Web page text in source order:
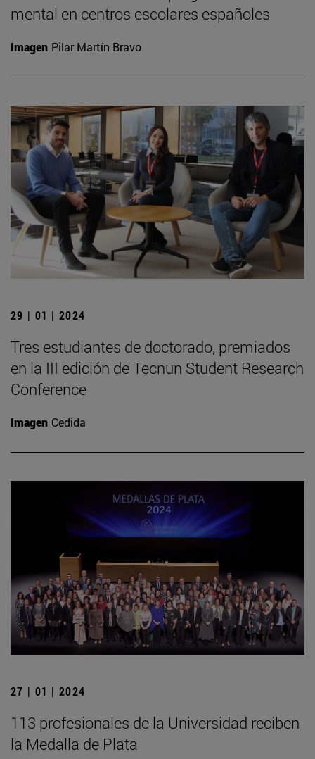
mental en centros escolares españoles
Imagen Pilar Martín Bravo
29 | 01 | 2024
Tres estudiantes de doctorado, premiados
en la III edición de Tecnun Student Research
Conference
Imagen Cedida
27 | 01 | 2024
113 profesionales de la Universidad reciben
la Medalla de Plata